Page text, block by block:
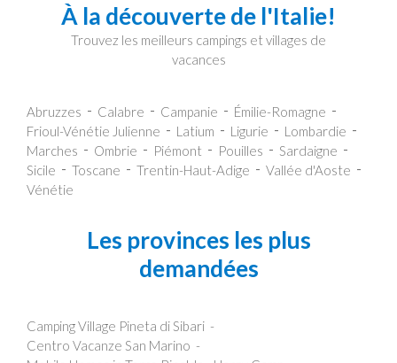
À la découverte de l'Italie!
Trouvez les meilleurs campings et villages de
vacances
Abruzzes Calabre Campanie
Émilie-Romagne
Frioul-Vénétie Julienne
Latium Ligurie
Lombardie
Marches
Ombrie Piémont Pouilles
Sardaigne
Sicile
Toscane Trentin-Haut-Adige
Vallée d'Aoste
Vénétie
Les provinces les plus
demandées
Camping Village Pineta di Sibari
Centro Vacanze San Marino